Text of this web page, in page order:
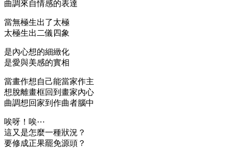
曲調來自情感的表達
當無極生出了太極
太極生出二儀四象
是內心想的細緻化
是愛與美感的實相
當畫作想自己能當家作主
想脫離畫框回到畫家內心
曲調想回家到作曲者腦中
唉呀！唉⋯
這又是怎麼一種狀況？
要修成正果罷免源頭？